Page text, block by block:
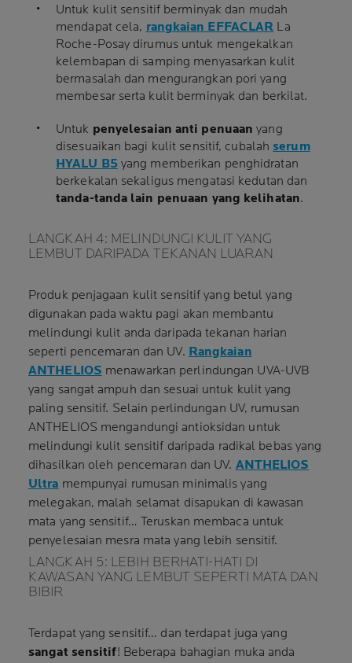
Untuk kulit sensitif berminyak dan mudah
mendapat cela, rangkaian EFFACLAR La
Roche-Posay dirumus untuk mengekalkan
kelembapan di samping menyasarkan kulit
bermasalah dan mengurangkan pori yang
membesar serta kulit berminyak dan berkilat.
Untuk penyelesaian anti penuaan yang
disesuaikan bagi kulit sensitif, cubalah serum
HYALU B5yang memberikan penghidratan
berkekalan sekaligus mengatasi kedutan dan
tanda-tanda lain penuaan yang kelihatan.
LANGKAH 4: MELINDUNGI KULIT YANG
LEMBUT DARIPADA TEKANAN LUARAN
Produk penjagaan kulit sensitif yang betul yang
digunakan pada waktu pagi akan membantu
melindungi kulit anda daripada tekanan harian
seperti pencemaran dan UV. Rangkaian
ANTHELIOS menawarkan perlindungan UVA-UVB
yang sangat ampuh dan sesuai untuk kulit yang
paling sensitif. Selain perlindungan UV, rumusan
ANTHELIOS mengandungi antioksidan untuk
melindungi kulit sensitif daripada radikal bebas yang
dihasilkan oleh pencemaran dan UV. ANTHELIOS
Ultra mempunyai rumusan minimalis yang
melegakan, malah selamat disapukan di kawasan
mata yang sensitif… Teruskan membaca untuk
penyelesaian mesra mata yang lebih sensitif.
LANGKAH 5: LEBIH BERHATI-HATI DI
KAWASAN YANG LEMBUT SEPERTI MATA DAN
BIBIR
Terdapat yang sensitif… dan terdapat juga yang
sangat sensitif! Beberapa bahagian muka anda